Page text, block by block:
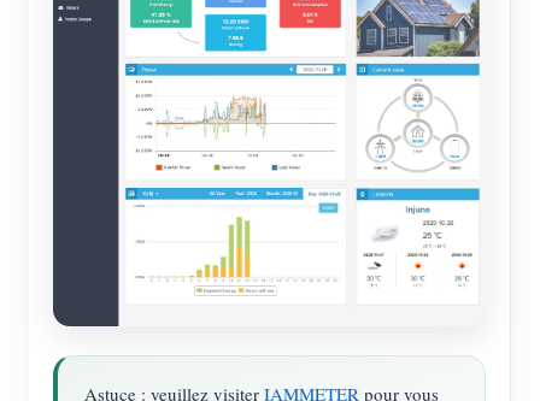
Astuce : veuillez visiter IAMMETER pour vous